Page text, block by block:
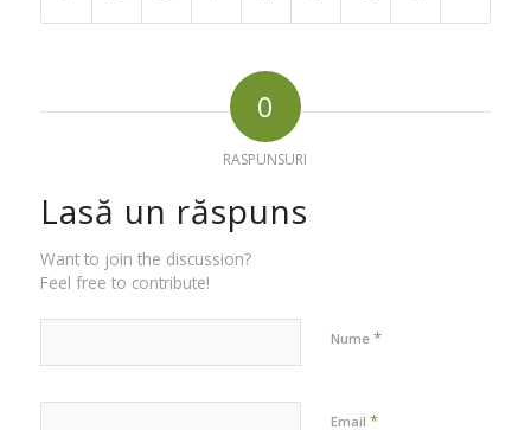
0
RASPUNSURI
Lasă un răspuns
Want to join the discussion?
Feel free to contribute!
Nume *
Email *